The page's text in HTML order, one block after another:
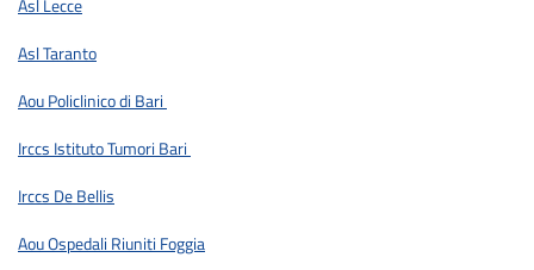
Asl Lecce
Asl Taranto
Aou Policlinico di Bari
Irccs Istituto Tumori Bari
Irccs De Bellis
Aou Ospedali Riuniti Foggia